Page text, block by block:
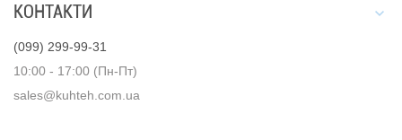
КОНТАКТИ
(099) 299-99-31
10:00 - 17:00 (Пн-Пт)
sales@kuhteh.com.ua